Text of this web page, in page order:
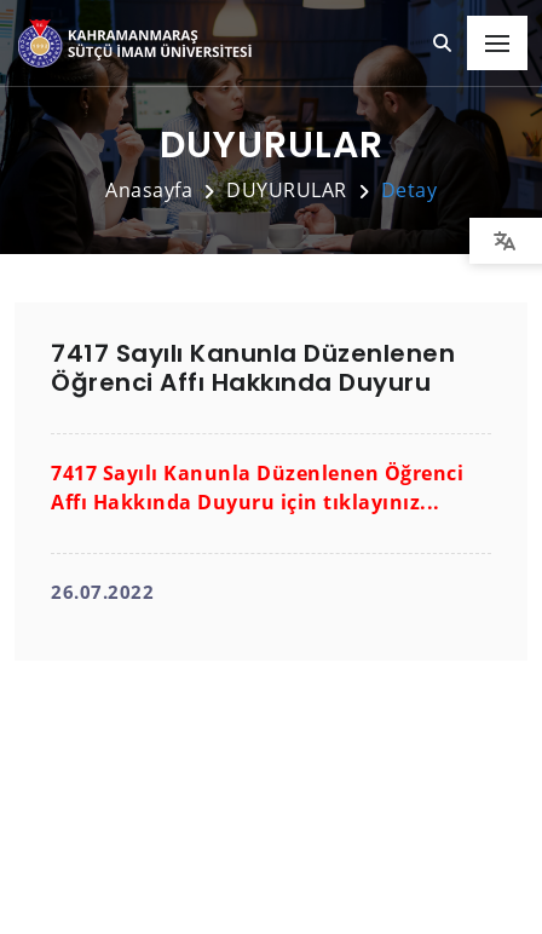
DUYURULAR
Anasayfa DUYURULAR Detay
7417 Sayılı Kanunla Düzenlenen
Öğrenci Affı Hakkında Duyuru
7417 Sayılı Kanunla Düzenlenen Öğrenci
Affı Hakkında Duyuru için tıklayınız...
26.07.2022